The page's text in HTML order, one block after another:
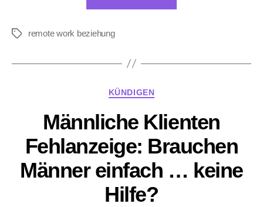
remote
und
er
nicht”
Schlagwörter
remote work beziehung
Kategorien
KÜNDIGEN
Männliche Klienten
Fehlanzeige: Brauchen
Männer einfach … keine
Hilfe?